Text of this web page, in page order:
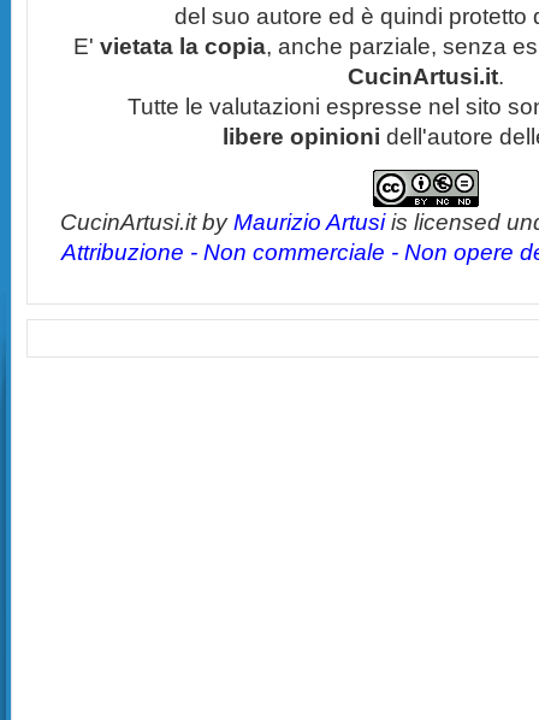
del suo autore ed è quindi protetto
E' vietata la copia, anche parziale, senza
CucinArtusi.it.
Tutte le valutazioni espresse nel sito
libere opinioni dell'autore
CucinArtusi.itbyMaurizio Artusiis licensed
Attribuzione - Non commerciale - Non opere